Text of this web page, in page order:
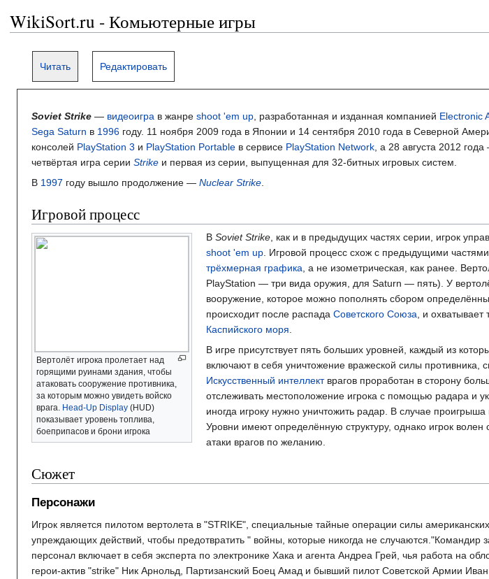
WikiSort.ru - Комьютерные игры
Читать Редактировать
Soviet Strike — видеоигра в жанре shoot 'em up , разработанная и изданная компанией Electronic
Sega Saturn в 1996 году. 11 ноября 2009 года в Японии и 14 сентября 2010 года в Северной
консолей PlayStation 3 и PlayStation Portable в сервисе PlayStation Network , а 28 августа 2012
четвёртая игра серии Strike и первая из серии, выпущенная для 32-битных игровых систем.
В 1997 году вышло продолжение — Nuclear Strike
Игровой процесс
Вертолёт игрока пролетает над
горящими руинами здания, чтобы
атаковать сооружение противника,
за которым можно увидеть войско
врага. Head-Up Display (HUD)
показывает уровень топлива,
боеприпасов и брони игрока
В Soviet Strike, как и в предыдущих частях серии, игрок
shoot 'em up. Игровой процесс схож с предыдущими
трёхмерная графика , а не изометрическая, как ранее.
PlayStation — три вида оружия, для Saturn — пять). У
вооружение, которое можно пополнять сбором
происходит после распада Советского Союза , и охватывает
Каспийского моря
В игре присутствует пять больших уровней, каждый из
включают в себя уничтожение вражеской силы противника,
Искусственный интеллектврагов проработан в сторону
отслеживать местоположение игрока с помощью радара и
иногда игроку нужно уничтожить радар. В случае проигрыша
Уровни имеют определённую структуру, однако игрок
атаки врагов по желанию.
Сюжет
Персонажи
Игрок является пилотом вертолета в "STRIKE", специальные тайные операции силы
упреждающих действий, чтобы предотвратить " войны, которые никогда не случаются."Командир
персонал включает в себя эксперта по электронике Хака и агента Андреа Грей, чья работа на
герои-актив "strike" Ник Арнольд, Партизанский Боец Амад и бывший пилот Советской Армии